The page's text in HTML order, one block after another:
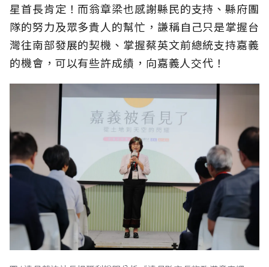
星首長肯定！而翁章梁也感謝縣民的支持、縣府團
隊的努力及眾多貴人的幫忙，謙稱自己只是掌握台
灣往南部發展的契機、掌握蔡英文前總統支持嘉義
的機會，可以有些許成績，向嘉義人交代！